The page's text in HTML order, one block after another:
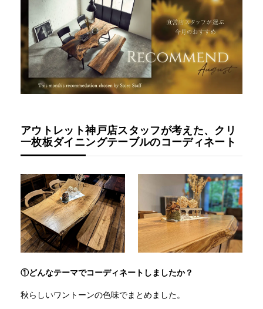
アウトレット神戸店スタッフが考えた、クリ
一枚板ダイニングテーブルのコーディネート
①どんなテーマでコーディネートしましたか？
秋らしいワントーンの色味でまとめました。